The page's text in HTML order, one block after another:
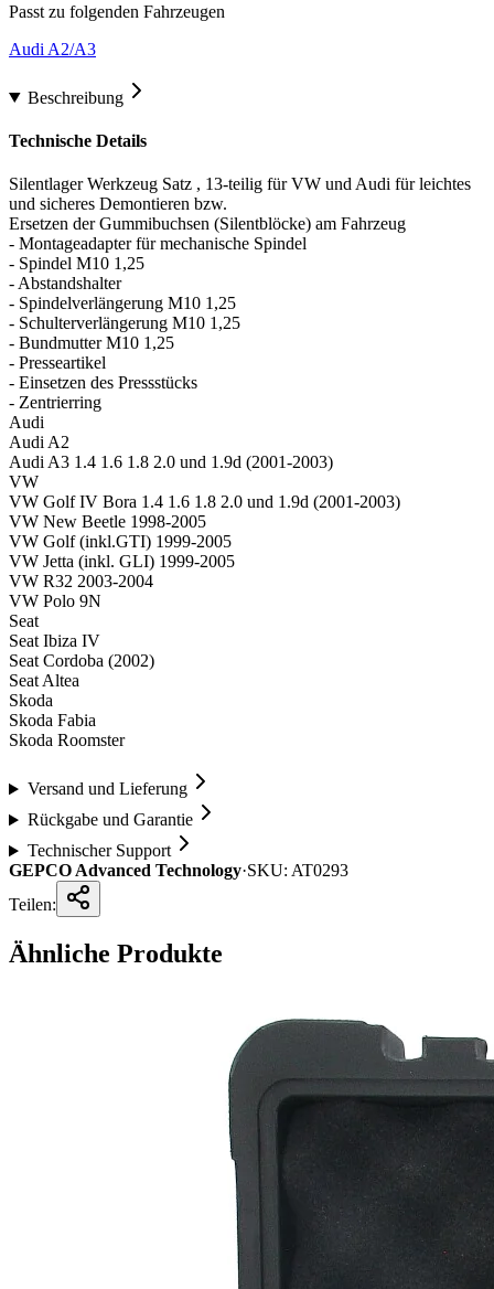
Passt zu folgenden Fahrzeugen
Audi A2/A3
Beschreibung
Technische Details
Silentlager Werkzeug Satz , 13-teilig für VW und Audi für leichtes
und sicheres Demontieren bzw.
Ersetzen der Gummibuchsen (Silentblöcke) am Fahrzeug
- Montageadapter für mechanische Spindel
- Spindel M10 1,25
- Abstandshalter
- Spindelverlängerung M10 1,25
- Schulterverlängerung M10 1,25
- Bundmutter M10 1,25
- Presseartikel
- Einsetzen des Pressstücks
- Zentrierring
Audi
Audi A2
Audi A3 1.4 1.6 1.8 2.0 und 1.9d (2001-2003)
VW
VW Golf IV Bora 1.4 1.6 1.8 2.0 und 1.9d (2001-2003)
VW New Beetle 1998-2005
VW Golf (inkl.GTI) 1999-2005
VW Jetta (inkl. GLI) 1999-2005
VW R32 2003-2004
VW Polo 9N
Seat
Seat Ibiza IV
Seat Cordoba (2002)
Seat Altea
Skoda
Skoda Fabia
Skoda Roomster
Versand und Lieferung
Rückgabe und Garantie
Technischer Support
GEPCO Advanced Technology·SKU: AT0293
Teilen:
Ähnliche Produkte